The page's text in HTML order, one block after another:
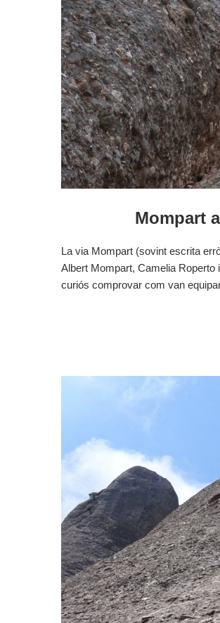
Mompart
La via Mompart (sovint escrita
Albert Mompart, Camelia Roperto
curiós comprovar com van